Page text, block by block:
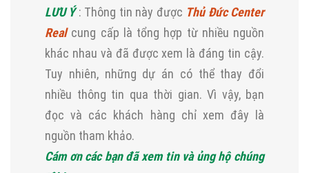
LƯU Ý : Thông tin này được Thủ Đức Center
Real cung cấp là tổng hợp từ nhiều nguồn
khác nhau và đã được xem là đáng tin cậy.
Tuy nhiên, những dự án có thể thay đổi
nhiều thông tin qua thời gian. Vì vậy, bạn
đọc và các khách hàng chỉ xem đây là
nguồn tham khảo.
Cám ơn các bạn đã xem tin và ủng hộ chúng